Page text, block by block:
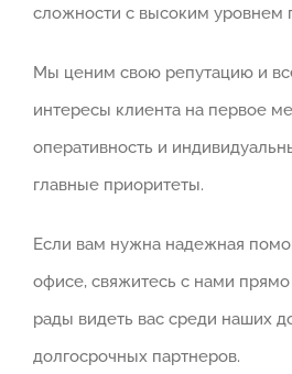
сложности с высоким уровнем
Мы ценим свою репутацию и
интересы клиента на первое
оперативность и
главные приоритеты.
Если вам нужна надежная
офисе, свяжитесь с нами
рады видеть вас среди наших
долгосрочных партнеров.